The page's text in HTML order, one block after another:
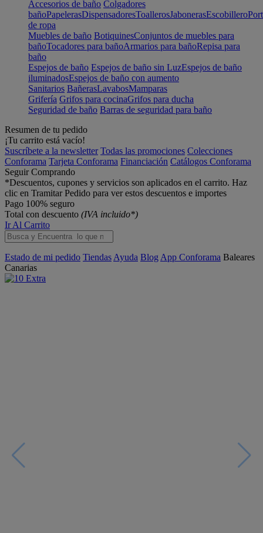
Accesorios de baño Colgadores
bañoPapelerasDispensadoresToallerosJabonerasEscobillero
de ropa
Muebles de baño BotiquinesConjuntos de muebles para
bañoTocadores para bañoArmarios para bañoRepisa para
baño
Espejos de baño Espejos de baño sin LuzEspejos de baño
iluminadosEspejos de baño con aumento
Sanitarios BañerasLavabosMamparas
Grifería Grifos para cocinaGrifos para ducha
Seguridad de baño Barras de seguridad para baño
Resumen de tu pedido
¡Tu carrito está vacío!
Suscríbete a la newsletter Todas las promociones Colecciones
Conforama Tarjeta Conforama Financiación Catálogos Conforama
Seguir Comprando
*Descuentos, cupones y servicios son aplicados en el carrito. Haz
clic en Tramitar Pedido para ver estos descuentos e importes
Pago 100% seguro
Total con descuento (IVA incluido*)
Ir Al Carrito
Estado de mi pedido Tiendas Ayuda Blog App Conforama Baleares
Canarias